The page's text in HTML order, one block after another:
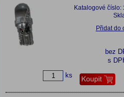
Katalogové číslo:
Přidat do
bez
s
ks